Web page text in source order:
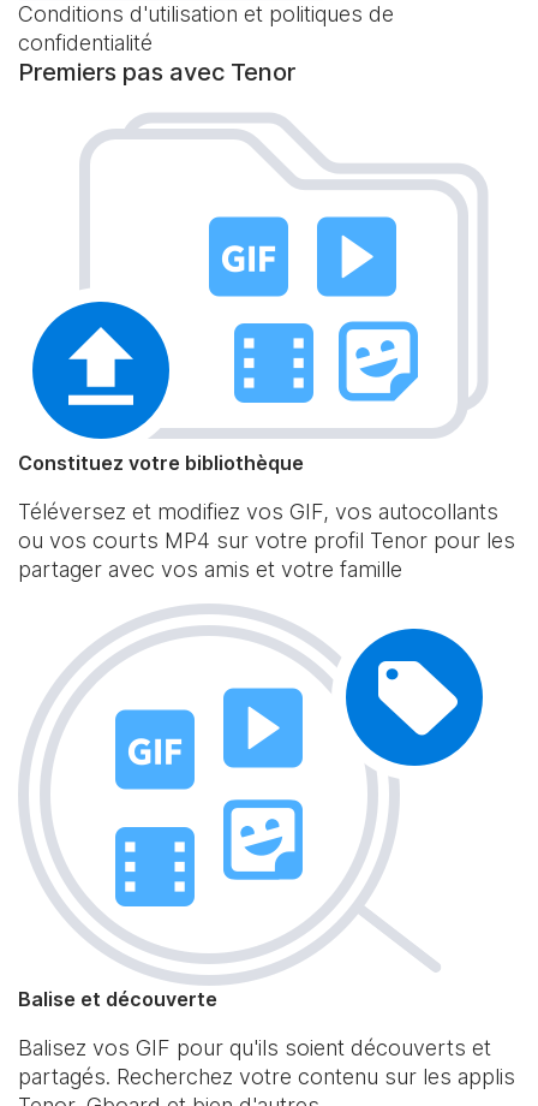
Conditions d'utilisation et politiques de
confidentialité
Premiers pas avec Tenor
Constituez votre bibliothèque
Téléversez et modifiez vos GIF, vos autocollants
ou vos courts MP4 sur votre profil Tenor pour les
partager avec vos amis et votre famille
Balise et découverte
Balisez vos GIF pour qu'ils soient découverts et
partagés. Recherchez votre contenu sur les applis